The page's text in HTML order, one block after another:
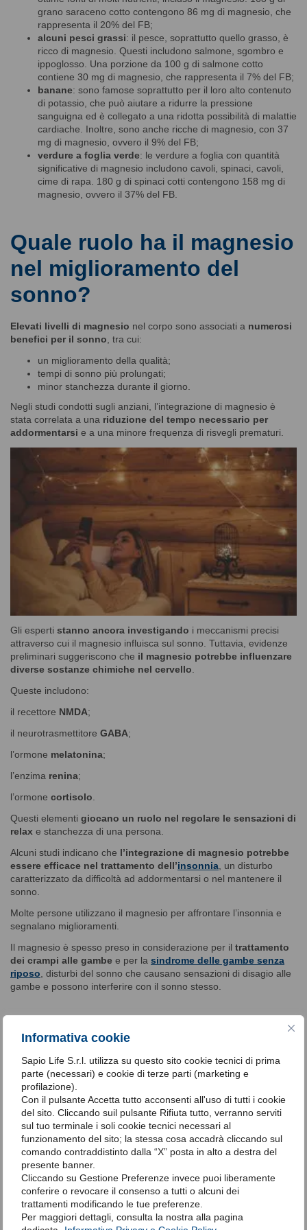
Informativa cookie
Sapio Life S.r.l. utilizza su questo sito cookie tecnici di prima
parte (necessari) e cookie di terze parti (marketing e
profilazione).
Con il pulsante Accetta tutto acconsenti all'uso di tutti i cookie
del sito. Cliccando suil pulsante Rifiuta tutto, verranno serviti
sul tuo terminale i soli cookie tecnici necessari al
funzionamento del sito; la stessa cosa accadrà cliccando sul
comando contraddistinto dalla “X” posta in alto a destra del
presente banner.
Cliccando su Gestione Preferenze invece puoi liberamente
conferire o revocare il consenso a tutti o alcuni dei
trattamenti modificando le tue preferenze.
Per maggiori dettagli, consulta la nostra alla pagina
grano saraceno cotto contengono 86 mg di magnesio, che
rappresenta il 20% del FB;
alcuni pesci grassi: il pesce, soprattutto quello grasso, è
ricco di magnesio. Questi includono salmone, sgombro e
ippoglosso. Una porzione da 100 g di salmone cotto
contiene 30 mg di magnesio, che rappresenta il 7% del FB;
banane: sono famose soprattutto per il loro alto contenuto
di potassio, che può aiutare a ridurre la pressione
sanguigna ed è collegato a una ridotta possibilità di malattie
cardiache. Inoltre, sono anche ricche di magnesio, con 37
mg di magnesio, ovvero il 9% del FB;
verdure a foglia verde: le verdure a foglia con quantità
significative di magnesio includono cavoli, spinaci, cavoli,
cime di rapa. 180 g di spinaci cotti contengono 158 mg di
magnesio, ovvero il 37% del FB.
Quale ruolo ha il magnesio
nel miglioramento del
sonno?
Elevati livelli di magnesio nel corpo sono associati a numerosi
benefici per il sonno , tra cui:
un miglioramento della qualità;
tempi di sonno più prolungati;
minor stanchezza durante il giorno.
Negli studi condotti sugli anziani, l’integrazione di magnesio è
stata correlata a una riduzione del tempo necessario per
addormentarsi e a una minore frequenza di risvegli prematuri.
Gli esperti stanno ancora investigando i meccanismi precisi
attraverso cui il magnesio influisca sul sonno. Tuttavia, evidenze
preliminari suggeriscono che il magnesio potrebbe influenzare
diverse sostanze chimiche nel cervello
Queste includono:
il recettore NMDA;
il neurotrasmettitore GABA;
l’ormone melatonina;
l’enzima renina;
l’ormone cortisolo
Questi elementi giocano un ruolo nel regolare le sensazioni di
relax e stanchezza di una persona.
Alcuni studi indicano che l’integrazione di magnesio potrebbe
essere efficace nel trattamento dell’insonnia , un disturbo
caratterizzato da difficoltà ad addormentarsi o nel mantenere il
sonno.
Molte persone utilizzano il magnesio per affrontare l’insonnia e
segnalano miglioramenti.
Il magnesio è spesso preso in considerazione per il trattamento
dei crampi alle gambe e per la sindrome delle gambe senza
riposo , disturbi del sonno che causano sensazioni di disagio alle
gambe e possono interferire con il sonno stesso.
La differenza tra il magnesio e la
Il magnesio e la melatonina sono due sostanze differenti che
influenzano il sonno in modi diversi
magnesio: è un minerale essenziale che si trova nei cibi e
svolge un ruolo cruciale nella funzione nervosa, muscolare,
nel controllo della glicemia e nei ritmi cardiaci. Il magnesio
può influenzare il sonno regolando altre sostanze chimiche
nel cervello, tra cui la melatonina. Livelli più alti di magnesio
nel corpo sono associati a un miglior sonno, tempi di sonno
più lunghi e meno stanchezza durante il giorno. Gli
integratori di magnesio sono utilizzati per mantenere
adeguati livelli di questo minerale;
melatonina: è un ormone prodotto naturalmente dal